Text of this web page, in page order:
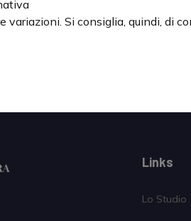
variazioni. Si consiglia, quindi, di
Links
Lo Studio